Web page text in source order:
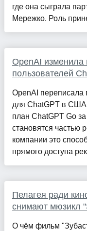
где она сыграла
Мережко. Роль
OpenAI
пользователей
OpenAI переписала
для ChatGPT в США
план ChatGPT Go
становятся
компании это
прямого доступа
Пелагея ради
снимают мюзикл
О чём фильм